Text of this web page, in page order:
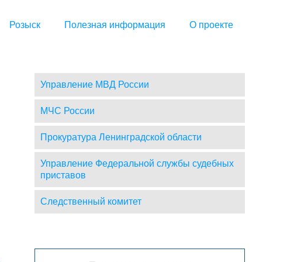
Розыск Полезная информация О проекте
Управление МВД России
МЧС России
Прокуратура Ленинградской области
Управление Федеральной службы судебных
приставов
Следственный комитет